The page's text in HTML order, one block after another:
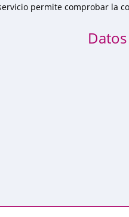
permite comprobar la